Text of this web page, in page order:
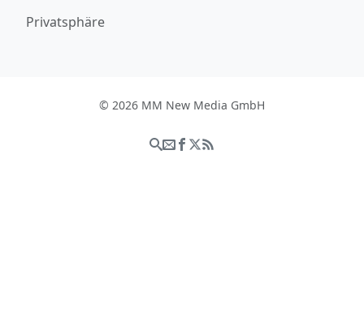
Privatsphäre
© 2026 MM New Media GmbH